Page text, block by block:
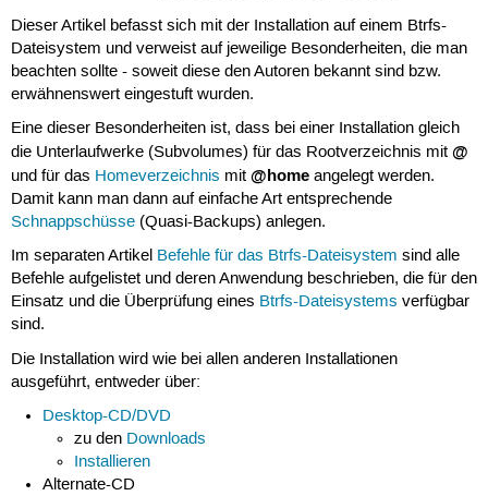
Dieser Artikel befasst sich mit der Installation auf einem Btrfs-
Dateisystem und verweist auf jeweilige Besonderheiten, die man
beachten sollte - soweit diese den Autoren bekannt sind bzw.
erwähnenswert eingestuft wurden.
Eine dieser Besonderheiten ist, dass bei einer Installation gleich
die Unterlaufwerke (Subvolumes) für das Rootverzeichnis mit @
und für das Homeverzeichnis mit @homeangelegt werden.
Damit kann man dann auf einfache Art entsprechende
Schnappschüsse(Quasi-Backups) anlegen.
Im separaten Artikel Befehle für das Btrfs-Dateisystem sind alle
Befehle aufgelistet und deren Anwendung beschrieben, die für den
Einsatz und die Überprüfung eines Btrfs-Dateisystems verfügbar
sind.
Die Installation wird wie bei allen anderen Installationen
ausgeführt, entweder über:
Desktop-CD/DVD
zu den Downloads
Installieren
Alternate-CD